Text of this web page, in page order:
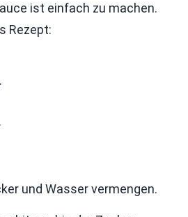
ist einfach zu machen.
Rezept:
und Wasser vermengen.